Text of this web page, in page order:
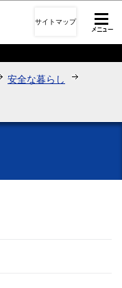
動
サイトマップ
安全な暮らし